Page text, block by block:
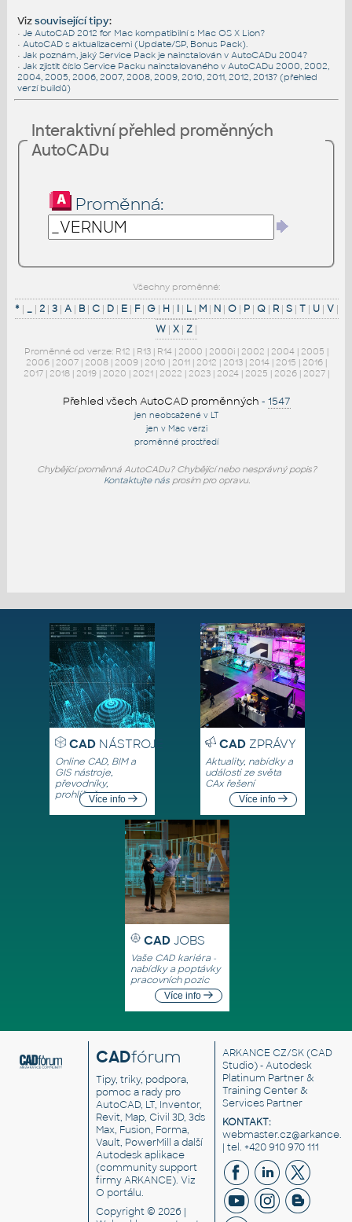
Vizsouvisející tipy:
• Je AutoCAD 2012 for Mac kompatibilní s Mac OS X Lion?
• AutoCAD s aktualizacemi (Update/SP, Bonus Pack).
• Jak poznám, jaký Service Pack je nainstalován v AutoCADu 2004?
• Jak zjistit číslo Service Packu nainstalovaného v AutoCADu 2000, 2002,
2004, 2005, 2006, 2007, 2008, 2009, 2010, 2011, 2012, 2013? (přehled
verzí buildů)
Interaktivní přehled proměnných
AutoCADu
Proměnná:
Všechny proměnné:
*| _| 2| 3| A| B| C| D| E| F| G| H| I| L| M| N| O| P| Q| R| S| T| U| V|
W | X | Z |
Proměnné od verze: R12 | R13 | R14 | 2000 | 2000i | 2002 | 2004 | 2005 |
2006 | 2007 | 2008 | 2009 | 2010 | 2011 | 2012 | 2013 | 2014 | 2015 | 2016 |
2017 | 2018 | 2019 | 2020 | 2021 | 2022 | 2023 | 2024 | 2025 | 2026 | 2027 |
Přehled všech AutoCAD proměnných - 1547
jen neobsažené v LT
jen v Mac verzi
proměnné prostředí
Chybějící proměnná AutoCADu? Chybějící nebo nesprávný popis?
Kontaktujte násprosím pro opravu.
CADNÁSTROJE
Online CAD, BIM a
GIS nástroje,
převodníky,
prohlížečeVíce info
CADZPRÁVY
Aktuality, nabídky a
události ze světa
CAx řešení
Více info
CAD JOBS
Vaše CAD kariéra -
nabídky a poptávky
pracovních pozic
Více info
CADfórum
Tipy, triky, podpora,
pomoc a rady pro
AutoCAD, LT, Inventor,
Revit, Map, Civil 3D, 3ds
Max, Fusion, Forma,
Vault, PowerMill a další
Autodesk aplikace
(community support
firmy ARKANCE). Viz
O portálu.
Copyright © 2026 |
ARKANCE CZ/SK(CAD
Studio) - Autodesk
Platinum Partner &
Training Center &
Services Partner
KONTAKT:
| tel. +420 910 970 111